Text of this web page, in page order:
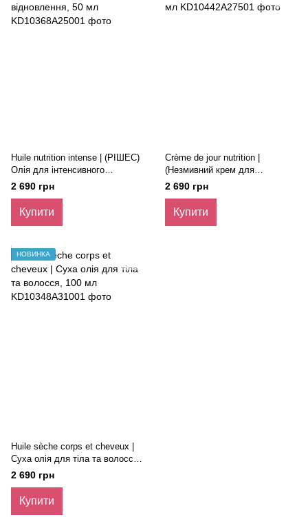
Huile nutrition intense | (РІШЕС)
Олія для інтенсивного
живлення та відновлення, 50
2 690 грн
Купити
Crème de jour nutrition |
(Незмивний крем для
живлення та відновлення, 75
2 690 грн
Купити
НОВИНКА
Huile sèche corps et cheveux |
Суха олія для тіла та волосся,
100 мл
2 690 грн
Купити